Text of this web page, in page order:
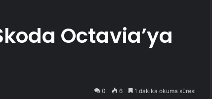
Octavia’ya
0 6 1 dakika okuma süresi